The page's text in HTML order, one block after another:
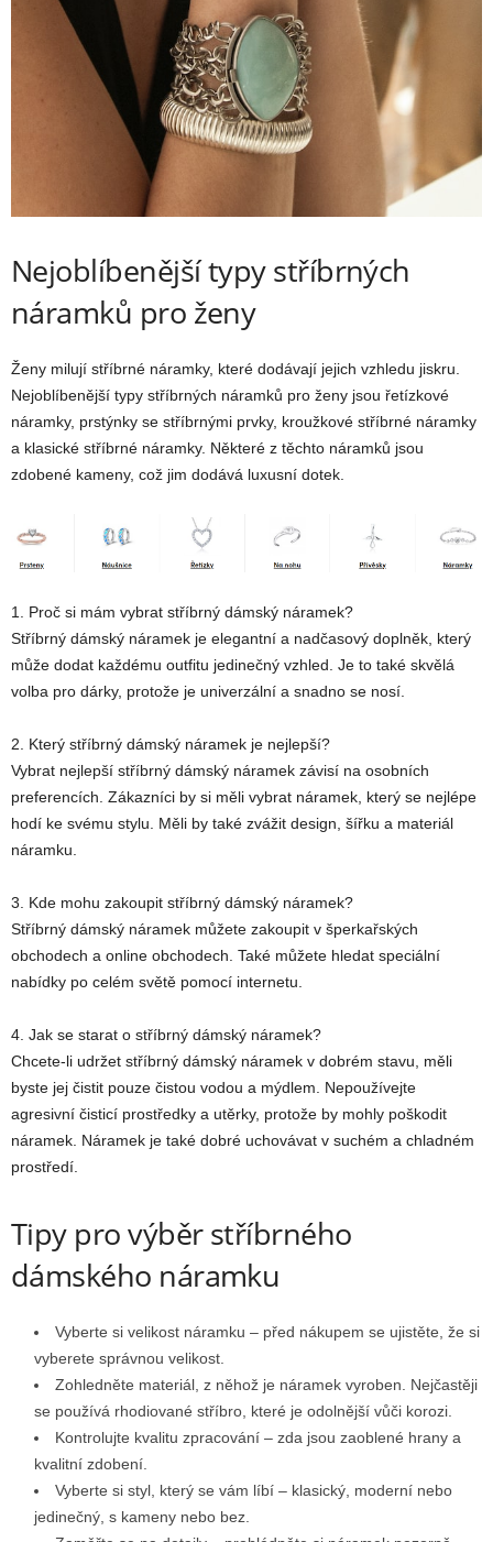
Nejoblíbenější typy stříbrných
náramků pro ženy
Ženy milují stříbrné náramky, které dodávají jejich vzhledu jiskru.
Nejoblíbenější typy stříbrných náramků pro ženy jsou řetízkové
náramky, prstýnky se stříbrnými prvky, kroužkové stříbrné náramky
a klasické stříbrné náramky. Některé z těchto náramků jsou
zdobené kameny, což jim dodává luxusní dotek.
1. Proč si mám vybrat stříbrný dámský náramek?
Stříbrný dámský náramek je elegantní a nadčasový doplněk, který
může dodat každému outfitu jedinečný vzhled. Je to také skvělá
volba pro dárky, protože je univerzální a snadno se nosí.
2. Který stříbrný dámský náramek je nejlepší?
Vybrat nejlepší stříbrný dámský náramek závisí na osobních
preferencích. Zákazníci by si měli vybrat náramek, který se nejlépe
hodí ke svému stylu. Měli by také zvážit design, šířku a materiál
náramku.
3. Kde mohu zakoupit stříbrný dámský náramek?
Stříbrný dámský náramek můžete zakoupit v šperkařských
obchodech a online obchodech. Také můžete hledat speciální
nabídky po celém světě pomocí internetu.
4. Jak se starat o stříbrný dámský náramek?
Chcete-li udržet stříbrný dámský náramek v dobrém stavu, měli
byste jej čistit pouze čistou vodou a mýdlem. Nepoužívejte
agresivní čisticí prostředky a utěrky, protože by mohly poškodit
náramek. Náramek je také dobré uchovávat v suchém a chladném
prostředí.
Tipy pro výběr stříbrného
dámského náramku
Vyberte si velikost náramku – před nákupem se ujistěte, že si
vyberete správnou velikost.
Zohledněte materiál, z něhož je náramek vyroben. Nejčastěji
se používá rhodiované stříbro, které je odolnější vůči korozi.
Kontrolujte kvalitu zpracování – zda jsou zaoblené hrany a
kvalitní zdobení.
Vyberte si styl, který se vám líbí – klasický, moderní nebo
jedinečný, s kameny nebo bez.